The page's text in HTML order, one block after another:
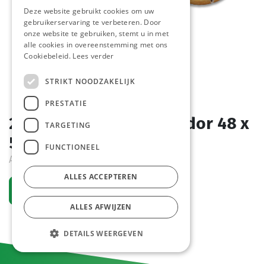
2549 Donuts Mix Pastridor 48 x
57 gr
Actief
Vraag een account aan
Deze website gebruikt cookies om uw
gebruikerservaring te verbeteren. Door
onze website te gebruiken, stemt u in met
alle cookies in overeenstemming met ons
Cookiebeleid. Lees verder
STRIKT NOODZAKELIJK
PRESTATIE
TARGETING
FUNCTIONEEL
ALLES ACCEPTEREN
ALLES AFWIJZEN
DETAILS WEERGEVEN